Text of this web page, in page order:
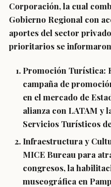
Corporación, la cual
Gobierno Regional con
aportes del sector
prioritarios se
Promoción Turística:
campaña de
en el mercado de
alianza con LATAM y
Servicios Turísticos
Infraestructura y
MICE Bureau para
congresos, la
museográfica en